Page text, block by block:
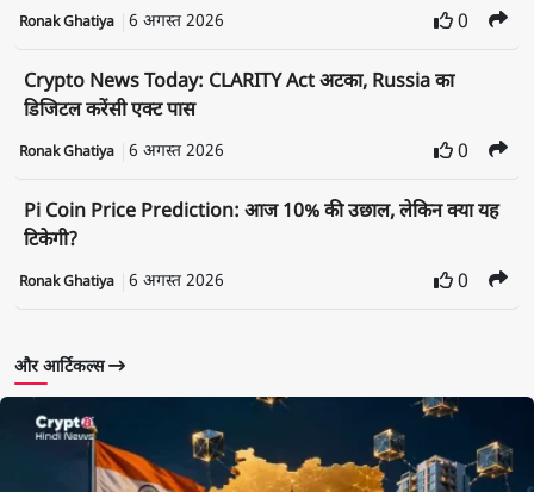
Ronak Ghatiya 6 अगस्त 2026 0
Crypto News Today: CLARITY Act अटका, Russia का
डिजिटल करेंसी एक्ट पास
Ronak Ghatiya 6 अगस्त 2026 0
Pi Coin Price Prediction: आज 10% की उछाल, लेकिन क्या यह
टिकेगी?
Ronak Ghatiya 6 अगस्त 2026 0
और आर्टिकल्स